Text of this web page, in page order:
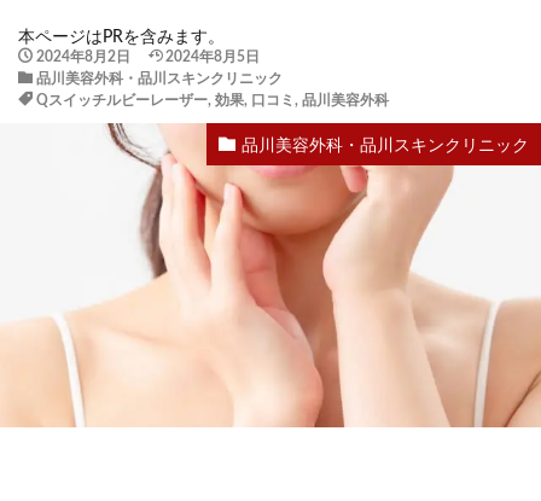
本ページはPRを含みます。
2024年8月2日
2024年8月5日
品川美容外科・品川スキンクリニック
Qスイッチルビーレーザー, 効果, 口コミ , 品川美容外科
品川美容外科・品川スキンクリニック